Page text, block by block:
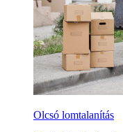
Olcsó lomtalanítás